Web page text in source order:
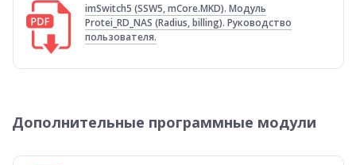
imSwitch5 (SSW5, mCore.MKD). Модуль
Protei_RD_NAS (Radius, billing). Руководство
пользователя.
Дополнительные программные модули